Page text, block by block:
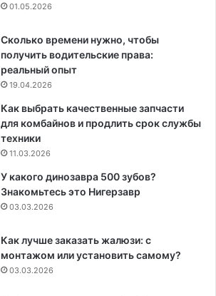
01.05.2026
Сколько времени нужно, чтобы
получить водительские права:
реальный опыт
19.04.2026
Как выбрать качественные запчасти
для комбайнов и продлить срок службы
техники
11.03.2026
У какого динозавра 500 зубов?
Знакомьтесь это Нигерзавр
03.03.2026
Как лучше заказать жалюзи: с
монтажом или установить самому?
03.03.2026